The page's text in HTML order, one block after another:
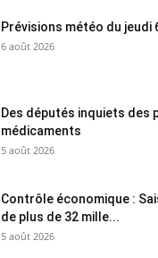
Prévisions météo du jeudi
6 août 2026
Des députés inquiets des
médicaments
5 août 2026
Contrôle économique :
de plus de 32 mille...
5 août 2026